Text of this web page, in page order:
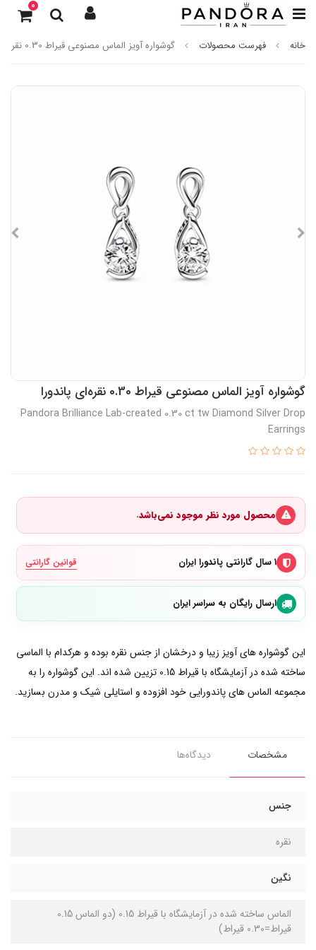
0
خانه فهرست محصولات گوشواره آویز الماس مصنوعی قیراط 0.30 نقره‌ای پاندورا
گوشواره آویز الماس مصنوعی قیراط 0.30 نقره‌ای پاندورا
Pandora Brilliance Lab-created 0.30 ct tw Diamond Silver Drop
Earrings
محصول مورد نظر موجود نمی‌باشد.
۱ سال گارانتی پاندورا ایران قوانین گارانتی
ارسال رایگان به سراسر ایران
این گوشواره های آویز زیبا و درخشان از جنس نقره بوده و هرکدام با الماسی
ساخته شده در آزمایشگاه با قیراط 0.15 تزیین شده اند. این گوشواره را به
مجموعه الماس های پاندورایی خود افزوده و استایلی شیک و مدرن بسازید.
مشخصات دیدگاه‌ها
جنس
نقره
نگین
الماس ساخته شده در آزمایشگاه با قیراط 0.15 (دو الماس 0.15
قیراط=0.30 قیراط)